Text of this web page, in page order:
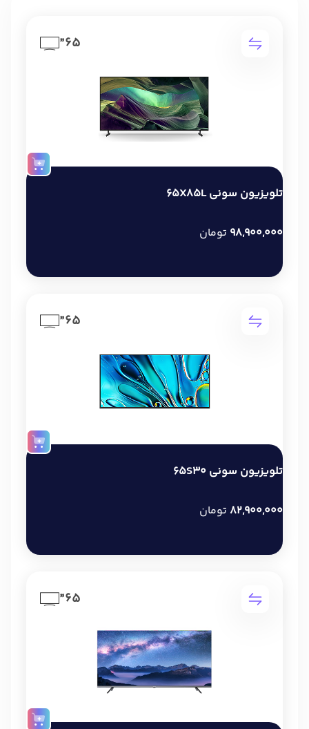
65”
تلویزیون سونی 65X85L
98,900,000 تومان
65”
تلویزیون سونی 65S30
82,900,000 تومان
65”